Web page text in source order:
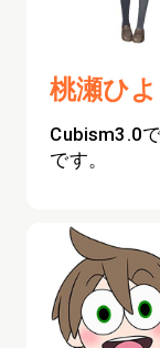
桃瀬ひよ
Cubism3.0
です。